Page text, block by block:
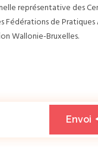
représentative des
Fédérations de
Wallonie-Bruxelles.